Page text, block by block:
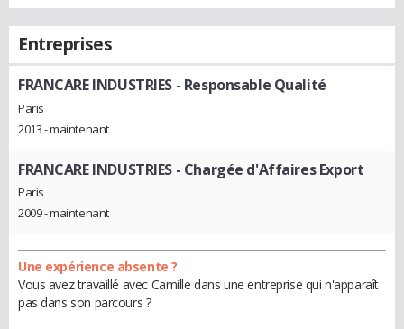
Entreprises
FRANCARE INDUSTRIES - Responsable Qualité
Paris
2013 - maintenant
FRANCARE INDUSTRIES - Chargée d'Affaires Export
Paris
2009 - maintenant
Une expérience absente ?
Vous avez travaillé avec Camille dans une entreprise qui n'apparaît
pas dans son parcours ?